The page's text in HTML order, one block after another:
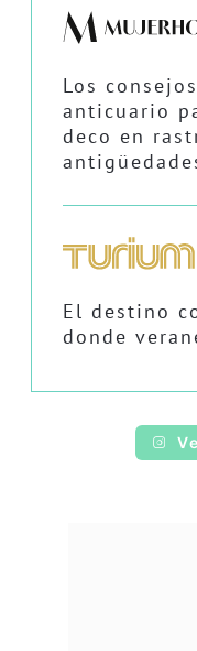
Los
anticuario
deco en
El destino
donde